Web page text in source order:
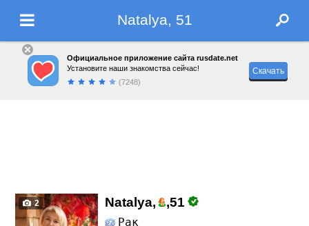
Natalya, 51
Официальное приложение сайта rusdate.net
Установите наши знакомства сейчас!
(7248)
Скачать
2 Natalya, ,51
Рак